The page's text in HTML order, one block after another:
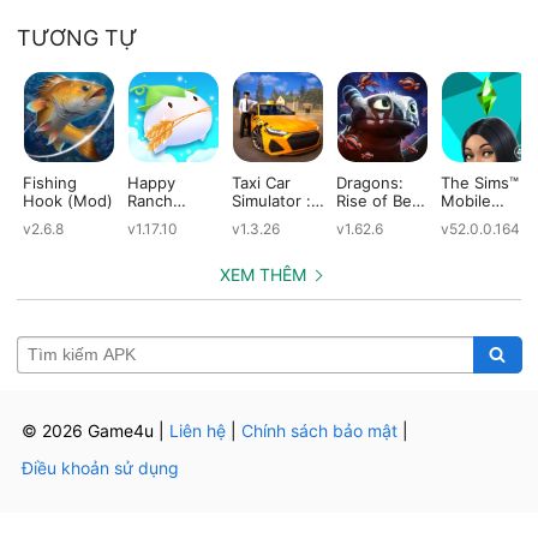
TƯƠNG TỰ
Fishing
Hook (Mod)
v2.6.8
Happy
Ranch
v1.17.10
Taxi Car
Simulator :
v1.3.26
Dragons:
Rise of Berk
v1.62.6
The Sims™
Mobile
XEM THÊM
© 2026 Game4u Liên hệ| Chính sách bảo mật|
Điều khoản sử dụng